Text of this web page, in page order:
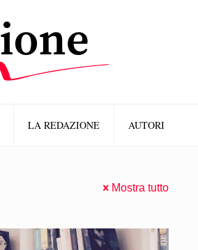
LA REDAZIONE AUTORI
Mostra tutto